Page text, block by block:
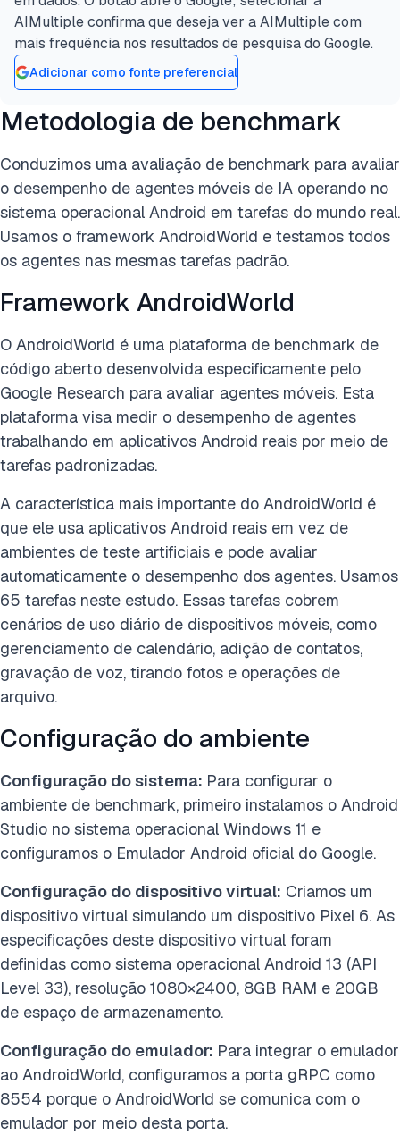
AIMultiple confirma que deseja ver a AIMultiple com
mais frequência nos resultados de pesquisa do Google.
Adicionar como fonte preferencial
Metodologia de benchmark
Conduzimos uma avaliação de benchmark para avaliar
o desempenho de agentes móveis de IA operando no
sistema operacional Android em tarefas do mundo real.
Usamos o framework AndroidWorld e testamos todos
os agentes nas mesmas tarefas padrão.
Framework AndroidWorld
O AndroidWorld é uma plataforma de benchmark de
código aberto desenvolvida especificamente pelo
Google Research para avaliar agentes móveis. Esta
plataforma visa medir o desempenho de agentes
trabalhando em aplicativos Android reais por meio de
tarefas padronizadas.
A característica mais importante do AndroidWorld é
que ele usa aplicativos Android reais em vez de
ambientes de teste artificiais e pode avaliar
automaticamente o desempenho dos agentes. Usamos
65 tarefas neste estudo. Essas tarefas cobrem
cenários de uso diário de dispositivos móveis, como
gerenciamento de calendário, adição de contatos,
gravação de voz, tirando fotos e operações de
arquivo.
Configuração do ambiente
Configuração do sistema: Para configurar o
ambiente de benchmark, primeiro instalamos o Android
Studio no sistema operacional Windows 11 e
configuramos o Emulador Android oficial do Google.
Configuração do dispositivo virtual: Criamos um
dispositivo virtual simulando um dispositivo Pixel 6. As
especificações deste dispositivo virtual foram
definidas como sistema operacional Android 13 (API
Level 33), resolução 1080×2400, 8GB RAM e 20GB
de espaço de armazenamento.
Configuração do emulador: Para integrar o emulador
ao AndroidWorld, configuramos a porta gRPC como
8554 porque o AndroidWorld se comunica com o
emulador por meio desta porta.